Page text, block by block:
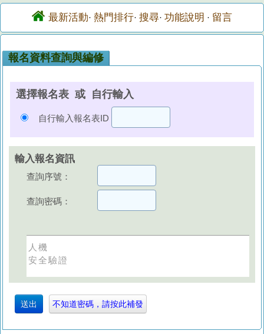
最新活動· 熱門排行· 搜尋· 功能說明 · 留言
報名資料查詢與編修
選擇報名表 或 自行輸入
自行輸入報名表ID
輸入報名資訊
查詢序號：
查詢密碼：
人機
安全驗證